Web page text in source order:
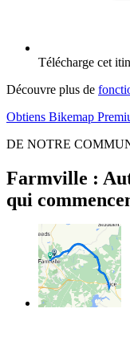
Télécharge cet
Découvre plus de
Obtiens Bikemap
DE NOTRE
Farmville :
qui